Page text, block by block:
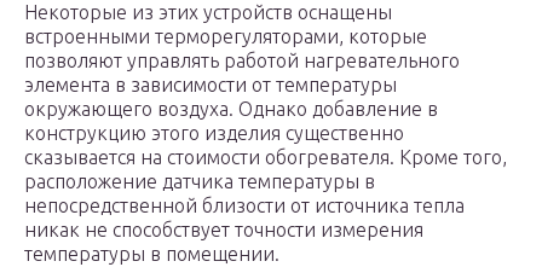
Некоторые из этих устройств оснащены
встроенными терморегуляторами, которые
позволяют управлять работой нагревательного
элемента в зависимости от температуры
окружающего воздуха. Однако добавление в
конструкцию этого изделия существенно
сказывается на стоимости обогревателя. Кроме того,
расположение датчика температуры в
непосредственной близости от источника тепла
никак не способствует точности измерения
температуры в помещении.